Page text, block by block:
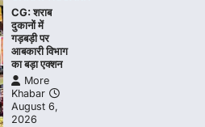
CG: शराब
दुकानों में
गड़बड़ी पर
आबकारी विभाग
का बड़ा एक्शन
More
Khabar
August 6,
2026